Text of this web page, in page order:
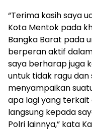
“Terima kasih saya
Kota Mentok pada
Bangka Barat pada
berperan aktif
saya berharap juga
untuk tidak ragu dan
menyampaikan
apa lagi yang terkait
langsung kepada
Polri lainnya,” kata